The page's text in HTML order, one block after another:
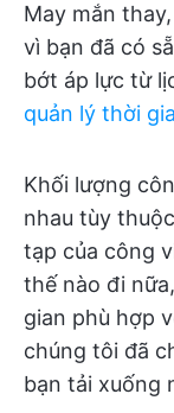
May mắn
vì bạn đã có
bớt áp lực từ
quản lý thời
Khối lượng
nhau tùy
tạp của công
thế nào đi
gian phù hợp
chúng tôi đã
bạn tải xuống